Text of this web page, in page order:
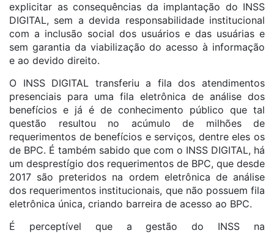
explicitar as consequências da implantação do INSS
DIGITAL, sem a devida responsabilidade institucional
com a inclusão social dos usuários e das usuárias e
sem garantia da viabilização do acesso à informação
e ao devido direito.
O INSS DIGITAL transferiu a fila dos atendimentos
presenciais para uma fila eletrônica de análise dos
benefícios e já é de conhecimento público que tal
questão resultou no acúmulo de milhões de
requerimentos de benefícios e serviços, dentre eles os
de BPC. É também sabido que com o INSS DIGITAL, há
um desprestígio dos requerimentos de BPC, que desde
2017 são preteridos na ordem eletrônica de análise
dos requerimentos institucionais, que não possuem fila
eletrônica única, criando barreira de acesso ao BPC.
É perceptível que a gestão do INSS na